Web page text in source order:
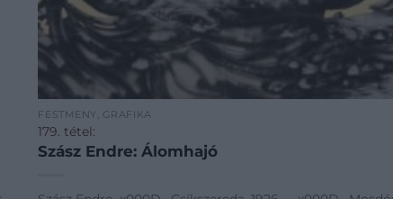
FESTMÉNY, GRAFIKA
179. tétel:
Szász Endre: Álomhajó